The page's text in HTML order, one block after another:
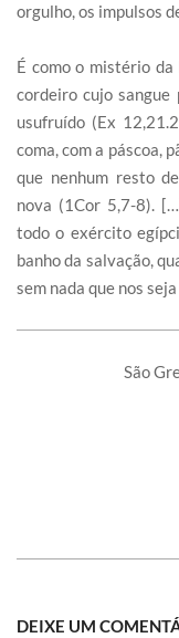
orgulho, os impulsos
É como o mistério da
cordeiro cujo
usufruído (Ex
coma, com a páscoa,
que nenhum resto
nova (1Cor 5,7-8).
todo o exército
banho da salvação,
sem nada que nos
São
DEIXE UM